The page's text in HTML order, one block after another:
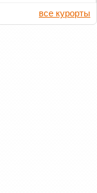
все курорты